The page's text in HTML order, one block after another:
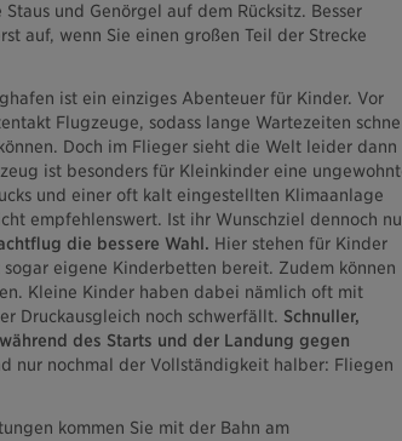
und Genörgel auf dem Rücksitz. Besser
auf, wenn Sie einen großen Teil der Strecke
ist ein einziges Abenteuer für Kinder. Vor
Flugzeuge, sodass lange Wartezeiten
Doch im Flieger sieht die Welt leider dann
ist besonders für Kleinkinder eine
und einer oft kalt eingestellten Klimaanlage
empfehlenswert. Ist ihr Wunschziel dennoch
die bessere Wahl. Hier stehen für Kinder
eigene Kinderbetten bereit. Zudem können
Kleine Kinder haben dabei nämlich oft mit
Druckausgleich noch schwerfällt. Schnuller,
während des Starts und der Landung gegen
nur nochmal der Vollständigkeit halber: Fliegen
kommen Sie mit der Bahn am